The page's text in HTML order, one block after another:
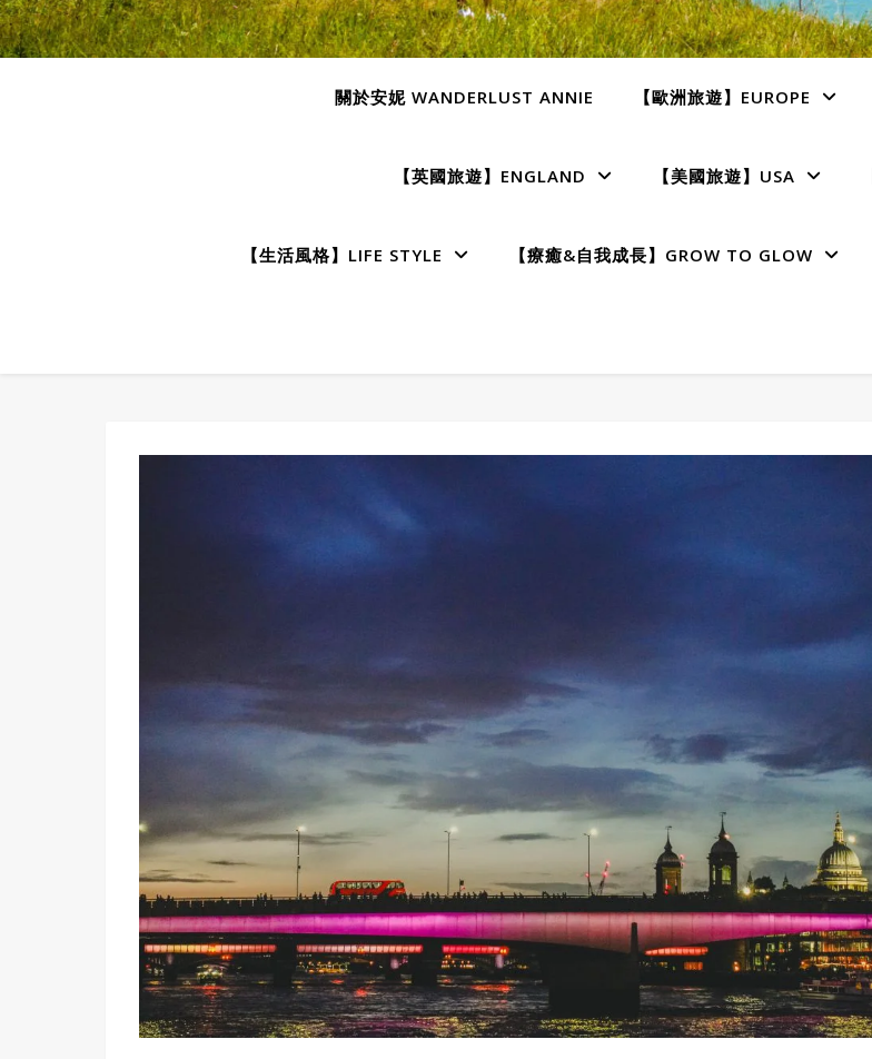
關於安妮 WANDERLUST ANNIE 【歐洲旅遊】EUROPE
【英國旅遊】ENGLAND 【美國旅遊】USA
【生活風格】LIFE STYLE 【療癒&自我成長】GROW TO GLOW